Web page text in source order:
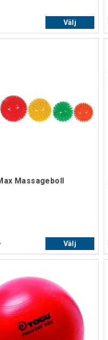
Välj
Massageboll
Välj